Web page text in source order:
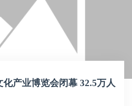
产业博览会闭幕 32.5万人